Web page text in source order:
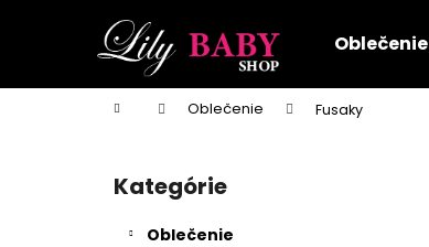
Oblečenie
Domov Oblečenie Fusaky
Preskočiť
kategórie
Kategórie
Oblečenie
í
Späť
do
Späť
do